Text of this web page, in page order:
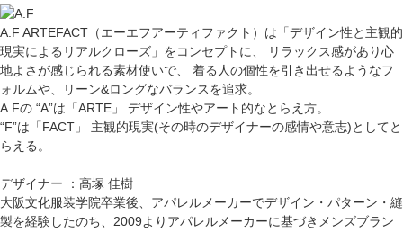
A.F ARTEFACT（エーエフアーティファクト）は「デザイン性と主観的
現実によるリアルクローズ」をコンセプトに、 リラックス感があり心
地よさが感じられる素材使いで、 着る人の個性を引き出せるようなフ
ォルムや、リーン&ロングなバランスを追求。
A.Fの “A”は「ARTE」 デザイン性やアート的なとらえ方。
“F”は「FACT」 主観的現実(その時のデザイナーの感情や意志)としてと
らえる。
デザイナー ：高塚 佳樹
大阪文化服装学院卒業後、アパレルメーカーでデザイン・パターン・縫
製を経験したのち、2009よりアパレルメーカーに基づきメンズブラン